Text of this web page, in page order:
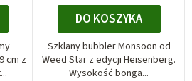
cm z
DO KOSZYKA
Szklany bubbler Monsoon od
Weed Star z edycji Heisenberg.
Wysokość bonga...